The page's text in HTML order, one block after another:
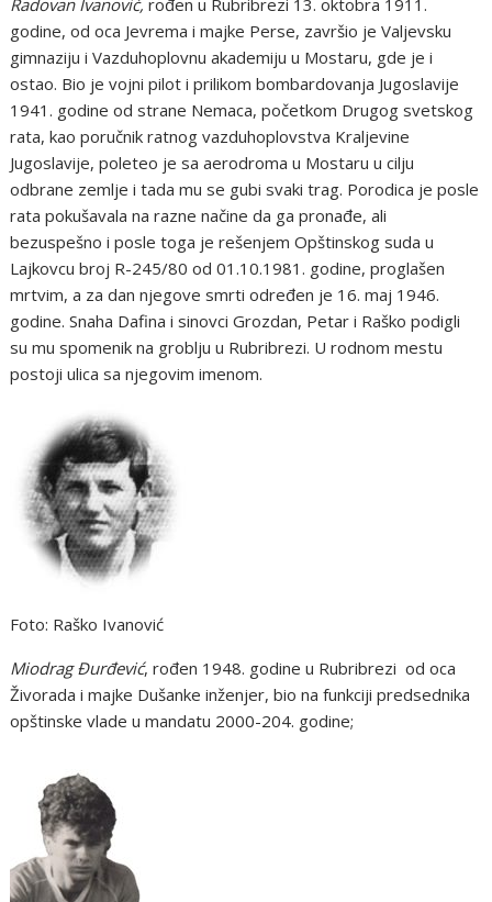
godine, od oca Jevrema i majke Perse, završio je Valjevsku
gimnaziju i Vazduhoplovnu akademiju u Mostaru, gde je i
ostao. Bio je vojni pilot i prilikom bombardovanja Jugoslavije
1941. godine od strane Nemaca, početkom Drugog svetskog
rata, kao poručnik ratnog vazduhoplovstva Kraljevine
Jugoslavije, poleteo je sa aerodroma u Mostaru u cilju
odbrane zemlje i tada mu se gubi svaki trag. Porodica je posle
rata pokušavala na razne načine da ga pronađe, ali
bezuspešno i posle toga je rešenjem Opštinskog suda u
Lajkovcu broj R-245/80 od 01.10.1981. godine, proglašen
mrtvim, a za dan njegove smrti određen je 16. maj 1946.
godine. Snaha Dafina i sinovci Grozdan, Petar i Raško podigli
su mu spomenik na groblju u Rubribrezi. U rodnom mestu
postoji ulica sa njegovim imenom.
Foto: Raško Ivanović
Miodrag Đurđević, rođen 1948. godine u Rubribrezi od oca
Živorada i majke Dušanke inženjer, bio na funkciji predsednika
opštinske vlade u mandatu 2000-204. godine;